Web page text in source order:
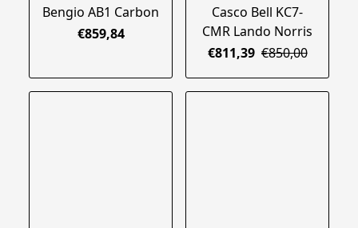
Bengio AB1 Carbon
€859,84
Casco Bell KC7-
CMR Lando Norris
€811,39 €850,00